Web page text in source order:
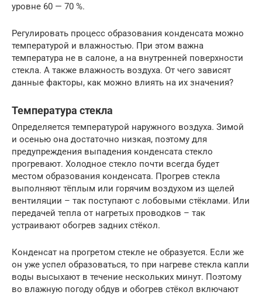
уровне 60 — 70 %.
Регулировать процесс образования конденсата можно
температурой и влажностью. При этом важна
температура не в салоне, а на внутренней поверхности
стекла. А также влажность воздуха. От чего зависят
данные факторы, как можно влиять на их значения?
Температура стекла
Определяется температурой наружного воздуха. Зимой
и осенью она достаточно низкая, поэтому для
предупреждения выпадения конденсата стекло
прогревают. Холодное стекло почти всегда будет
местом образования конденсата. Прогрев стекла
выполняют тёплым или горячим воздухом из щелей
вентиляции – так поступают с лобовыми стёклами. Или
передачей тепла от нагретых проводков – так
устраивают обогрев задних стёкол.
Конденсат на прогретом стекле не образуется. Если же
он уже успел образоваться, то при нагреве стекла капли
воды высыхают в течение нескольких минут. Поэтому
во влажную погоду обдув и обогрев стёкол включают